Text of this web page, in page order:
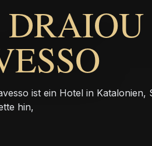
ist ein Hotel in
hin,